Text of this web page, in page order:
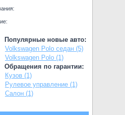
Популярные новые авто:
Volkswagen Polo седан (5)
Volkswagen Polo (1)
Обращения по гарантии:
Кузов (1)
Рулевое управление (1)
Салон (1)